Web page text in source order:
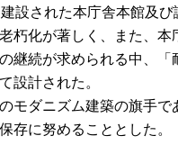
設された本庁舎本館及
朽化が著しく、また、
継続が求められる中、
設計された。
モダニズム建築の旗手
存に努めることとした。